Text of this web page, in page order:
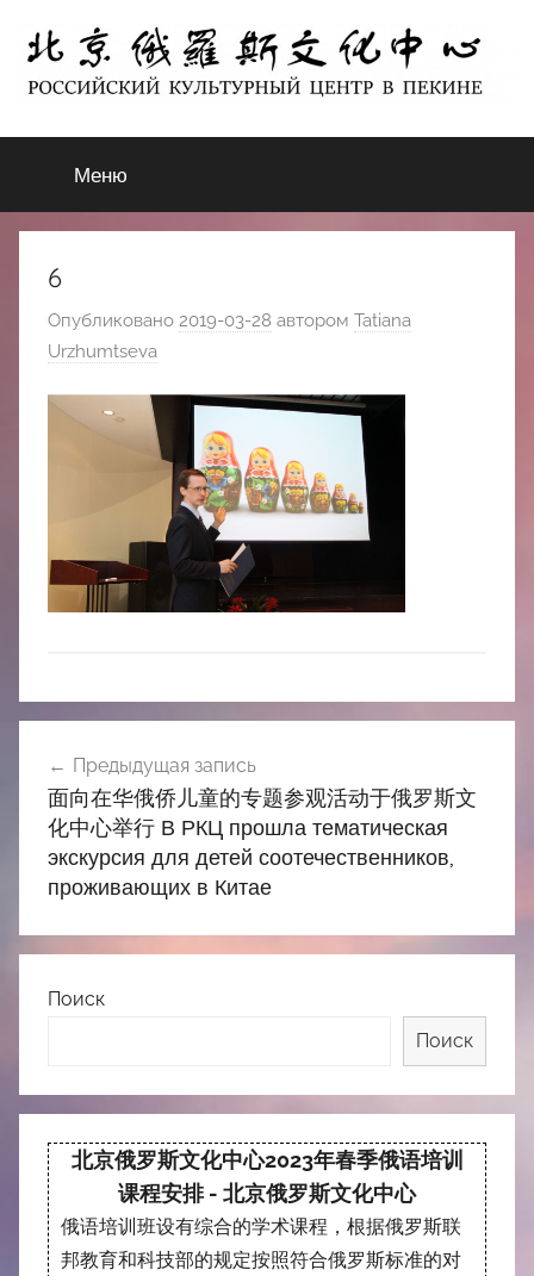
содержимому
北
京
俄
罗
斯
中
心
В
ПЕКИНЕ
Меню
6
Опубликовано 2019-03-28 автором Tatiana
Urzhumtseva
по
записям
Предыдущая запись
面向在华俄侨儿童的专题参观活动于俄罗斯文
化中心举行 В РКЦ прошла тематическая
экскурсия для детей соотечественников,
проживающих в Китае
Поиск
Поиск
北京俄罗斯文化中心2023年春季俄语培训
课程安排 - 北京俄罗斯文化中心
俄语培训班设有综合的学术课程，根据俄罗斯联
邦教育和科技部的规定按照符合俄罗斯标准的对